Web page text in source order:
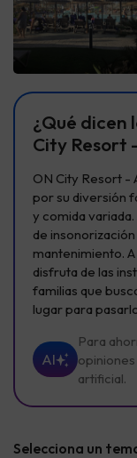
¿Qué dicen
City Resort
ON City Resort -
por su diversión
y comida
de
mantenimiento.
disfruta de las
familias que
lugar para
AI
Para
artificial.
Selecciona un